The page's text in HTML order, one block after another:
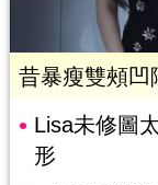
昔暴瘦雙頰
Lisa未修圖
形